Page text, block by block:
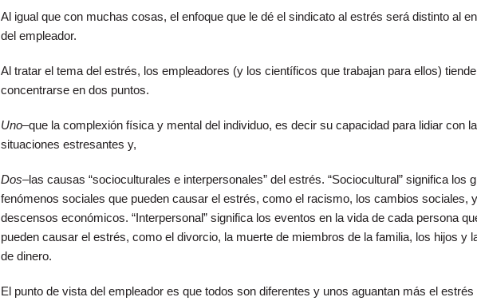
Al igual que con muchas cosas, el enfoque que le dé el sindicato al estrés será distinto al
del empleador.
Al tratar el tema del estrés, los empleadores (y los científicos que trabajan para ellos)
concentrarse en dos puntos.
Uno–que la complexión física y mental del individuo, es decir su capacidad para lidiar con
situaciones estresantes y,
Dos–las causas “socioculturales e interpersonales” del estrés. “Sociocultural” significa los
fenómenos sociales que pueden causar el estrés, como el racismo, los cambios sociales,
descensos económicos. “Interpersonal” significa los eventos en la vida de cada persona
pueden causar el estrés, como el divorcio, la muerte de miembros de la familia, los hijos y
de dinero.
El punto de vista del empleador es que todos son diferentes y unos aguantan más el estrés